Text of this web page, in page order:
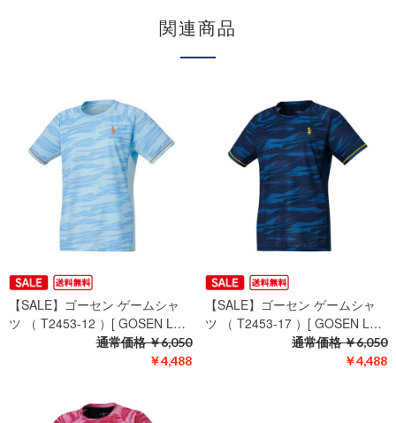
関連商品
【SALE】ゴーセン ゲームシャ
ツ （ T2453-12 ）[ GOSEN L…
￥4,488
通常価格￥6,050
【SALE】ゴーセン ゲームシャ
ツ （ T2453-17 ）[ GOSEN L…
￥4,488
通常価格￥6,050